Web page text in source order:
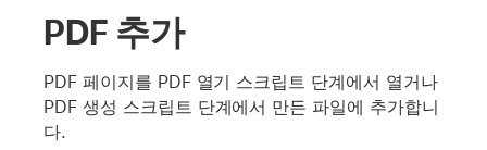
PDF 추가
PDF 페이지를 PDF 열기 스크립트 단계에서 열거나
PDF 생성 스크립트 단계에서 만든 파일에 추가합니
다.